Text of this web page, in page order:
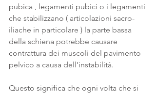
pubica , legamenti pubici o i legamenti
che stabilizzano ( articolazioni sacro-
iliache in particolare ) la parte bassa
della schiena potrebbe causare
contrattura dei muscoli del pavimento
pelvico a causa dell’instabilità.
Questo significa che ogni volta che si